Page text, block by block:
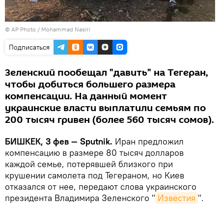
© AP Photo / Mohammad Nasiri
Подписаться
Зеленский пообещал "давить" на Тегеран,
чтобы добиться большего размера
компенсации. На данный момент
украинские власти выплатили семьям по
200 тысяч гривен (более 560 тысяч сомов).
БИШКЕК, 3 фев — Sputnik. Иран предложил
компенсацию в размере 80 тысяч долларов
каждой семье, потерявшей близкого при
крушении самолета под Тегераном, но Киев
отказался от нее, передают слова украинского
президента Владимира Зеленского " Известия ".